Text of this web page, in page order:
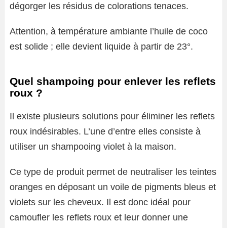
dégorger les résidus de colorations tenaces.
Attention, à température ambiante l’huile de coco
est solide ; elle devient liquide à partir de 23°.
Quel shampoing pour enlever les reflets
roux ?
Il existe plusieurs solutions pour éliminer les reflets
roux indésirables. L’une d’entre elles consiste à
utiliser un shampooing violet à la maison.
Ce type de produit permet de neutraliser les teintes
oranges en déposant un voile de pigments bleus et
violets sur les cheveux. Il est donc idéal pour
camoufler les reflets roux et leur donner une